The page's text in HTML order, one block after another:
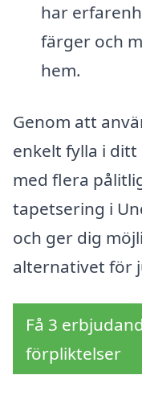
har
färger och
hem.
Genom att
enkelt fylla i
med flera
tapetsering i
och ger dig
alternativet för
Få 3
förpliktelser